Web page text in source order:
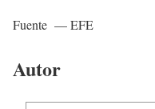
Fuente — EFE
Autor